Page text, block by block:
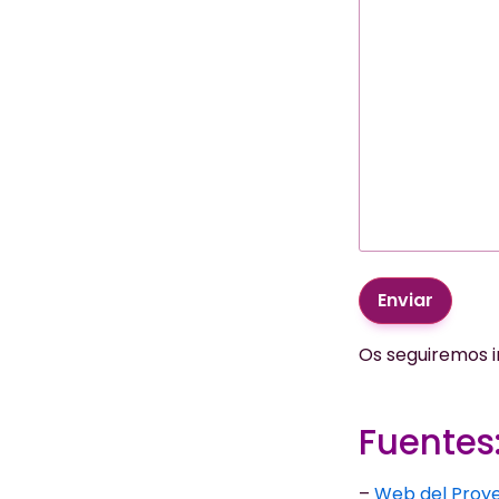
Enviar
Os seguiremos